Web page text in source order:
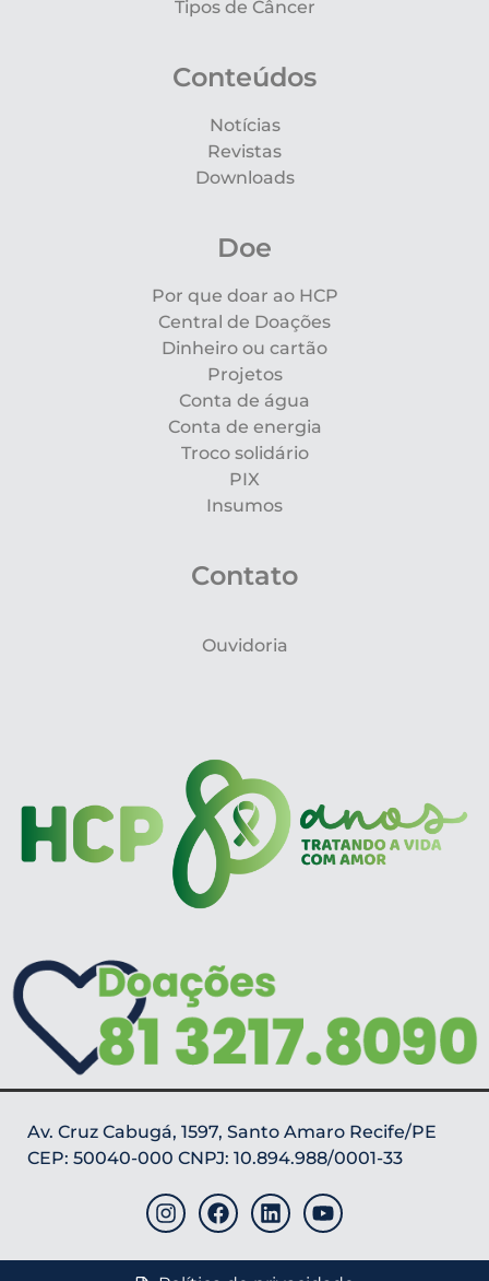
Tipos de Câncer
Conteúdos
Notícias
Revistas
Downloads
Doe
Por que doar ao HCP
Central de Doações
Dinheiro ou cartão
Projetos
Conta de água
Conta de energia
Troco solidário
PIX
Insumos
Contato
Ouvidoria
Av. Cruz Cabugá, 1597, Santo Amaro Recife/PE
CEP: 50040-000 CNPJ: 10.894.988/0001-33